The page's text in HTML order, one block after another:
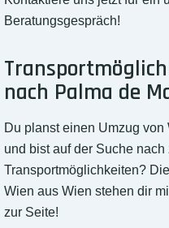
Beratungsgespräch!
nach Palma de
Du planst einen Umzug
und bist auf der Suche
Transportmöglichkeiten?
Wien aus Wien stehen dir
zur Seite!